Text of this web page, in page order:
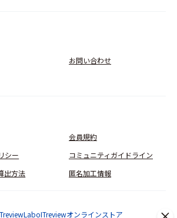
お問い合わせ
会員規約
シー
コミュニティガイドライン
出方法
匿名加工情報
ITreviewオンラインストア